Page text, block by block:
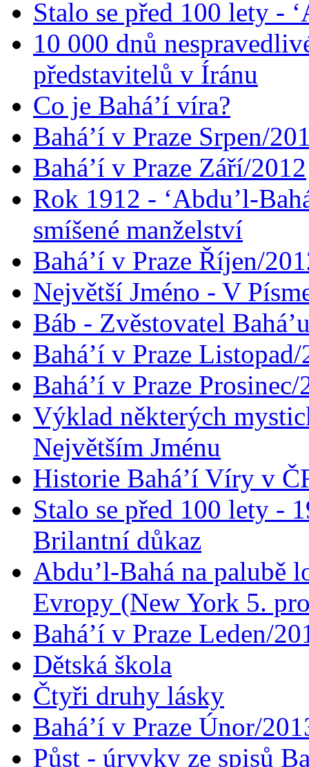
Stalo se před 100 lety -
10 000 dnů
představitelů v Íránu
Co je Bahá’í víra?
Bahá’í v Praze Srpen/
Bahá’í v Praze Září/2012
Rok 1912 - ‘Abdu’l-
smíšené manželství
Bahá’í v Praze Říjen/
Největší Jméno - V
Báb - Zvěstovatel
Bahá’í v Praze
Bahá’í v Praze Prosinec/
Výklad některých
Největším Jménu
Historie Bahá’í Víry v
Stalo se před 100 lety -
Brilantní důkaz
Abdu’l-Bahá na palubě
Evropy (New York 5.
Bahá’í v Praze Leden/
Dětská škola
Čtyři druhy lásky
Bahá’í v Praze Únor/
Půst - úryvky ze spisů